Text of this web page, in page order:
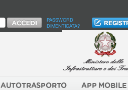
PASSWORD
DIMENTICATA?
AUTOTRASPORTO APP MOBILE